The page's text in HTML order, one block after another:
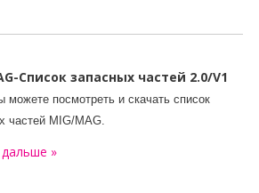
Список запасных частей 2.0/V1
можете посмотреть и скачать список
частей MIG/MAG.
»